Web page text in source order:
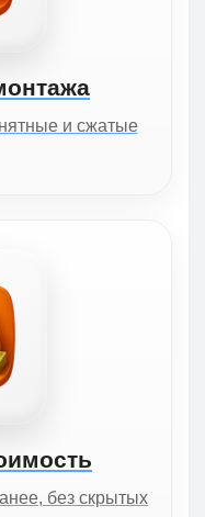
и сжатые
без скрытых